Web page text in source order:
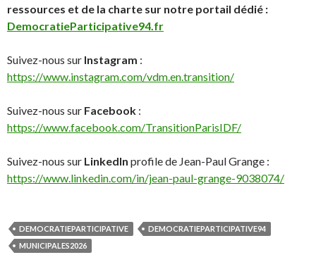
ressources et de la charte sur notre portail dédié :
DemocratieParticipative94.fr
Suivez-nous sur Instagram :
https://www.instagram.com/vdm.en.transition/
Suivez-nous sur Facebook :
https://www.facebook.com/TransitionParisIDF/
Suivez-nous sur LinkedIn profile de Jean-Paul Grange :
https://www.linkedin.com/in/jean-paul-grange-9038074/
DEMOCRATIEPARTICIPATIVE
DEMOCRATIEPARTICIPATIVE94
MUNICIPALES2026